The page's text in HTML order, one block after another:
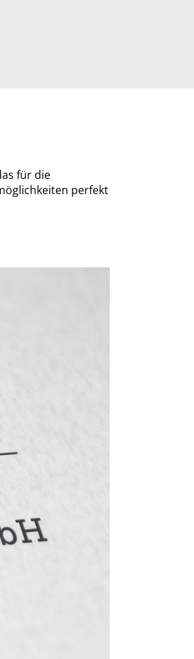
für die
perfekt